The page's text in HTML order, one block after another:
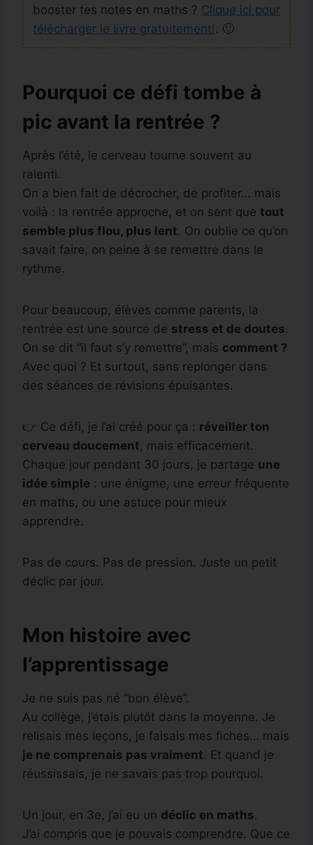
booster tes notes en maths ? Clique ici pour
télécharger le livre gratuitement! . 🙂
Pourquoi ce défi tombe à
pic avant la rentrée ?
Après l’été, le cerveau tourne souvent au
ralenti.
On a bien fait de décrocher, de profiter… mais
voilà : la rentrée approche, et on sent que tout
semble plus flou, plus lent. On oublie ce qu’on
savait faire, on peine à se remettre dans le
rythme.
Pour beaucoup, élèves comme parents, la
rentrée est une source de stress et de doutes.
On se dit “il faut s’y remettre”, mais comment ?
Avec quoi ? Et surtout, sans replonger dans
des séances de révisions épuisantes.
👉 Ce défi, je l’ai créé pour ça : réveiller ton
cerveau doucement, mais efficacement.
Chaque jour pendant 30 jours, je partage une
idée simple : une énigme, une erreur fréquente
en maths, ou une astuce pour mieux
apprendre.
Pas de cours. Pas de pression. Juste un petit
déclic par jour.
Mon histoire avec
l’apprentissage
Je ne suis pas né “bon élève”.
Au collège, j’étais plutôt dans la moyenne. Je
relisais mes leçons, je faisais mes fiches… mais
je ne comprenais pas vraiment. Et quand je
réussissais, je ne savais pas trop pourquoi.
Un jour, en 3e, j’ai eu un déclic en maths.
J’ai compris que je pouvais comprendre. Que ce